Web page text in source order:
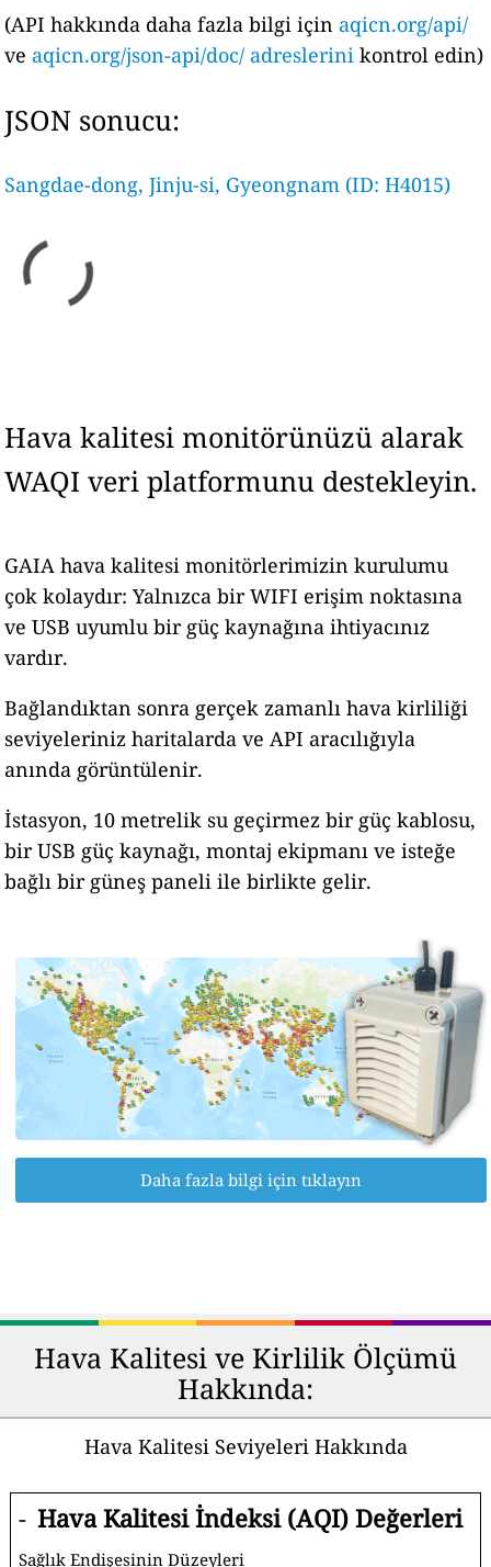
(API hakkında daha fazla bilgi için aqicn.org/api/
ve aqicn.org/json-api/doc/ adreslerini kontrol edin)
JSON sonucu:
Sangdae-dong, Jinju-si, Gyeongnam (ID: H4015)
Hava kalitesi monitörünüzü alarak
WAQI veri platformunu destekleyin.
GAIA hava kalitesi monitörlerimizin kurulumu
çok kolaydır: Yalnızca bir WIFI erişim noktasına
ve USB uyumlu bir güç kaynağına ihtiyacınız
vardır.
Bağlandıktan sonra gerçek zamanlı hava kirliliği
seviyeleriniz haritalarda ve API aracılığıyla
anında görüntülenir.
İstasyon, 10 metrelik su geçirmez bir güç kablosu,
bir USB güç kaynağı, montaj ekipmanı ve isteğe
bağlı bir güneş paneli ile birlikte gelir.
Daha fazla bilgi için tıklayın
Hava Kalitesi ve Kirlilik Ölçümü
Hakkında:
Hava Kalitesi Seviyeleri Hakkında
- Hava Kalitesi İndeksi (AQI) Değerleri
Sağlık Endişesinin Düzeyleri